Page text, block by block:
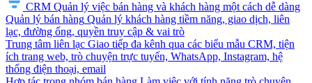
CRM Quản lý việc bán hàng và khách hàng một cách dễ dàng
Quản lý bán hàng Quản lý khách hàng tiềm năng, giao dịch, liên
lạc, đường ống, quyền truy cập & vai trò
Trung tâm liên lạc Giao tiếp đa kênh qua các biểu mẫu CRM, tiện
ích trang web, trò chuyện trực tuyến, WhatsApp, Instagram, hệ
thống điện thoại, email